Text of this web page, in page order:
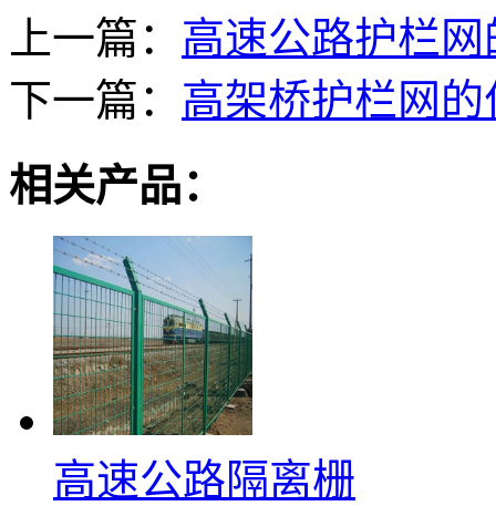
上一篇： 高速公路护栏
下一篇： 高架桥护栏网
相关产品：
高速公路隔离栅